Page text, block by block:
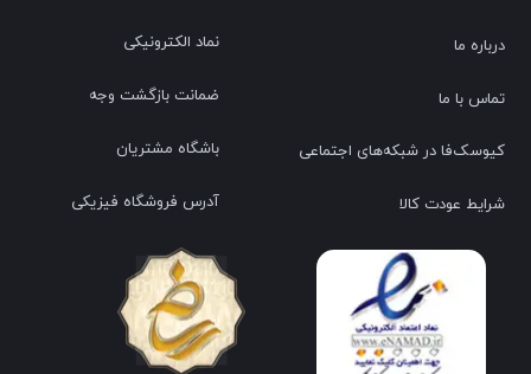
نماد الکترونیکی
ضمانت بازگشت وجه
باشگاه مشتریان
آدرس فروشگاه فیزیکی
درباره ما
تماس با ما
کیوسک‌فا در شبکه‌های اجتماعی
شرایط عودت کالا